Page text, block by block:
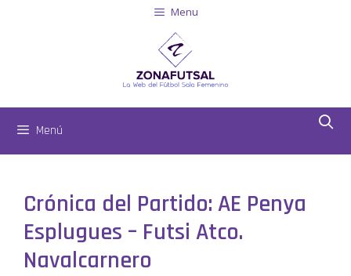
Menu
Menú
Crónica del Partido: AE Penya
Esplugues – Futsi Atco.
Navalcarnero